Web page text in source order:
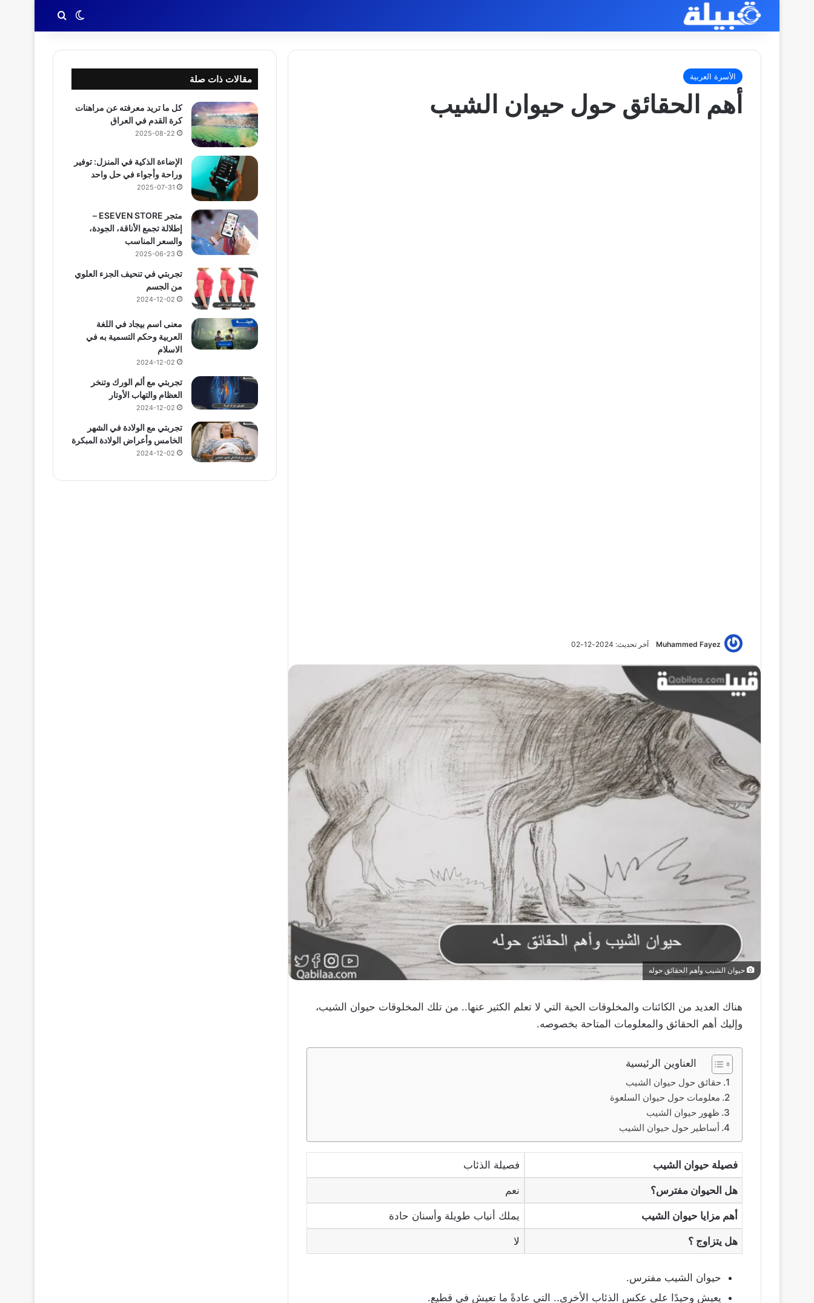
الوضع المظلم
بحث عن
الأسرة العربية
أهم الحقائق حول حيوان الشيب
Muhammed Fayez آخر تحديث: 2024-12-02
حيوان الشيب وأهم الحقائق حوله
هناك العديد من الكائنات والمخلوقات الحية التي لا تعلم الكثير عنها.. من تلك المخلوقات حيوان الشيب،
وإليك أهم الحقائق والمعلومات المتاحة بخصوصه.
العناوين الرئيسية
حقائق حول حيوان الشيب
معلومات حول حيوان السلعوة
ظهور حيوان الشيب
أساطير حول حيوان الشيب
فصيلة حيوان الشيب فصيلة الذئاب
هل الحيوان مفترس؟ نعم
أهم مزايا حيوان الشيب يملك أنياب طويلة وأسنان حادة
هل يتزاوج ؟ لا
حيوان الشيب مفترس.
يعيش وحيدًا على عكس الذئاب الأخرى.. التي عادةً ما تعيش في قطيع.
مقالات ذات صلة
كل ما تريد معرفته عن مراهنات
كرة القدم في العراق
2025-08-22
الإضاءة الذكية في المنزل: توفير
وراحة وأجواء في حل واحد
2025-07-31
متجر ESEVEN STORE –
إطلالة تجمع الأناقة، الجودة،
والسعر المناسب
2025-06-23
تجربتي في تنحيف الجزء العلوي
من الجسم
2024-12-02
معنى اسم بيجاد في اللغة
العربية وحكم التسمية به في
الاسلام
2024-12-02
تجربتي مع ألم الورك وتنخر
العظام والتهاب الأوتار
2024-12-02
تجربتي مع الولادة في الشهر
الخامس وأعراض الولادة المبكرة
2024-12-02